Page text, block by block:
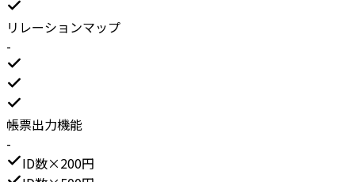
リレーションマップ
-
帳票出力機能
-
ID数×200円